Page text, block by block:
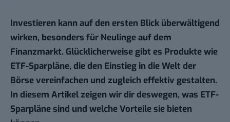
Investieren kann auf den ersten Blick überwältigend
wirken, besonders für Neulinge auf dem
Finanzmarkt. Glücklicherweise gibt es Produkte wie
ETF-Sparpläne, die den Einstieg in die Welt der
Börse vereinfachen und zugleich effektiv gestalten.
In diesem Artikel zeigen wir dir deswegen, was ETF-
Sparpläne sind und welche Vorteile sie bieten